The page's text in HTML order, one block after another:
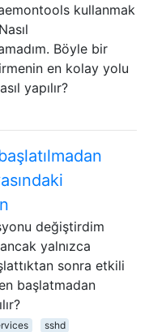
kullanmak
Böyle bir
en kolay yolu
yapılır?
değiştirdim
yalnızca
sonra etkili
başlatmadan
sshd